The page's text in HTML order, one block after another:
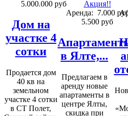
5.000.000 руб
Дом на
участке 4
сотки
Продается дом
40 кв на
земельном
участке 4 сотки
в СТ Полет,
Аренда: 7.000
5.500 руб
в Ялте,...
Предлагаем в
аренду новые
апартаменты в
центре Ялты,
скидка при